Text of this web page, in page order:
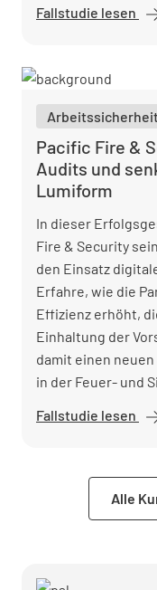
Fallstudie lesen
Arbeitssicherheit
Pacific Fire &
Audits und
Lumiform
In dieser
Fire & Security
den Einsatz
Erfahre, wie die
Effizienz erhöht,
Einhaltung der
damit einen
in der Feuer- und
Fallstudie lesen
Alle